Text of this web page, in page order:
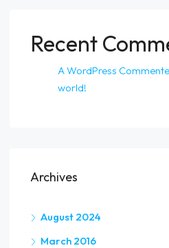
Recent
A WordPress
world!
Archives
August 2024
March 2016